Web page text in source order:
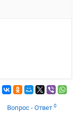
Вопрос - Ответ 0